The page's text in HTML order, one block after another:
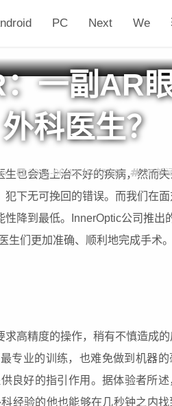
PC Next We
一副AR
外科医生？
2016-06-12 16:57:10 VR新
也会遇上治不好的疾病，然而失
下无可挽回的错误。而我们在
降到最低。InnerOptic公司推出
们更加准确、顺利地完成手术。
高精度的操作，稍有不慎造成
专业的训练，也难免做到机器的
良好的指引作用。据体验者所
经验的他也能够在几秒钟之内